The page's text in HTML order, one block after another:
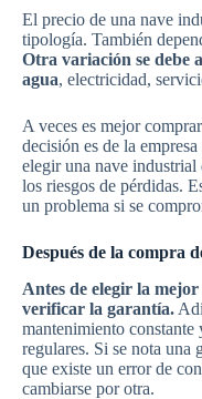
El precio de una nave
tipología. También
Otra variación se debe
agua, electricidad,
A veces es mejor
decisión es de la
elegir una nave industrial
los riesgos de pérdidas.
un problema si se
Después de la compra
Antes de elegir la
verificar la garantía.
mantenimiento
regulares. Si se nota una
que existe un error de
cambiarse por otra.